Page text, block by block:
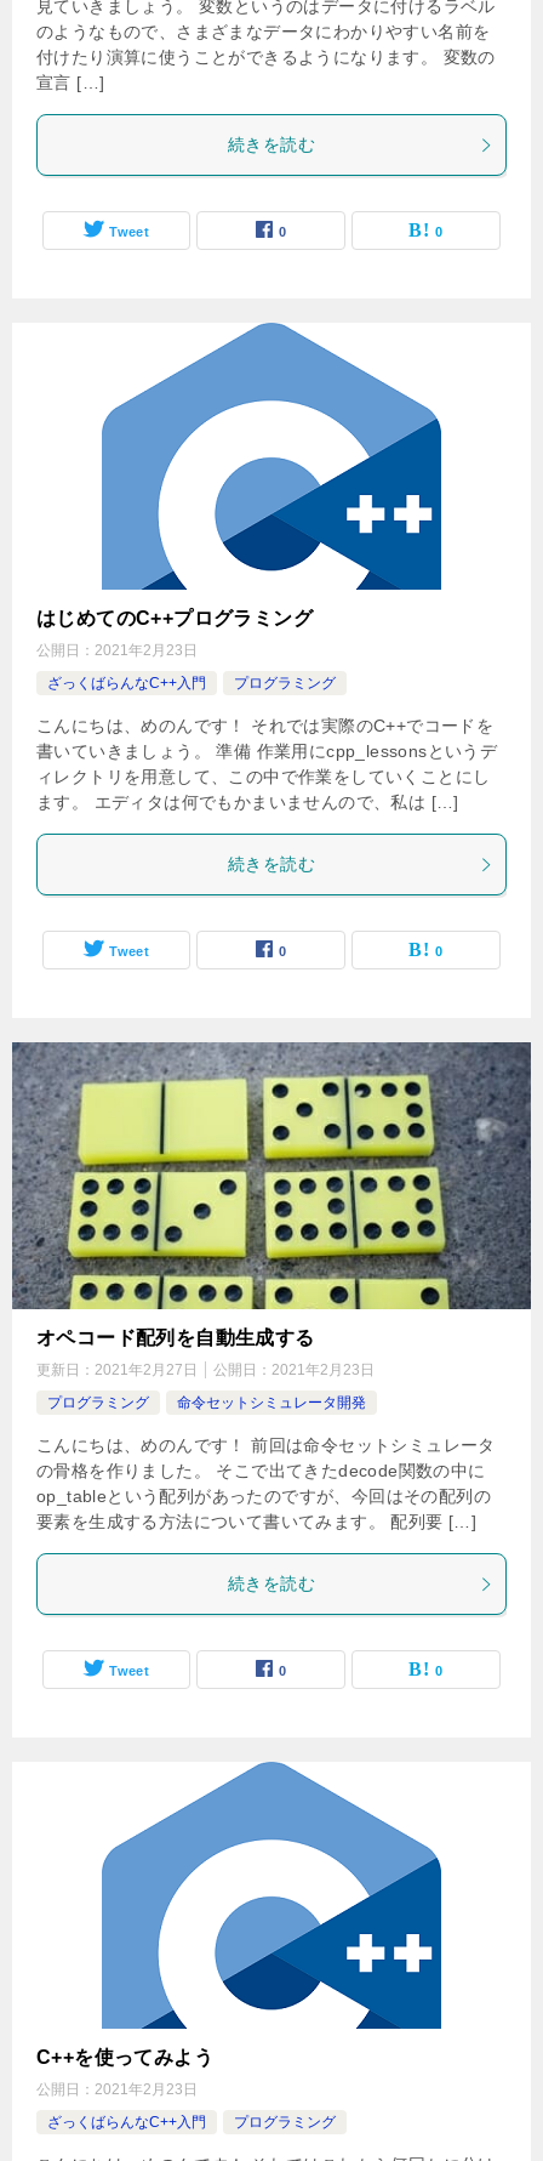
見ていきましょう。 変数というのはデータに付けるラベル
のようなもので、さまざまなデータにわかりやすい名前を
付けたり演算に使うことができるようになります。 変数の
宣言 […]
続きを読む
Tweet 0 0
はじめてのC++プログラミング
公開日： 2021年2月23日
ざっくばらんなC++入門
プログラミング
こんにちは、めのんです！ それでは実際のC++でコードを
書いていきましょう。 準備 作業用にcpp_lessonsというデ
ィレクトリを用意して、この中で作業をしていくことにし
ます。 エディタは何でもかまいませんので、私は […]
続きを読む
Tweet 0 0
オペコード配列を自動生成する
更新日： 2021年2月27日 公開日： 2021年2月23日
プログラミング
命令セットシミュレータ開発
こんにちは、めのんです！ 前回は命令セットシミュレータ
の骨格を作りました。 そこで出てきたdecode関数の中に
op_tableという配列があったのですが、今回はその配列の
要素を生成する方法について書いてみます。 配列要 […]
続きを読む
Tweet 0 0
C++を使ってみよう
公開日： 2021年2月23日
ざっくばらんなC++入門
プログラミング